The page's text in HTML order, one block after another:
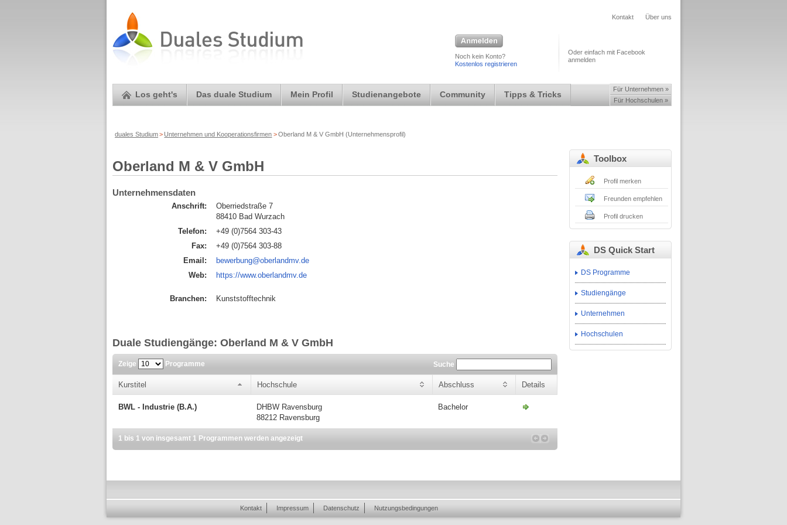
Kontakt Über uns
Noch kein Konto?
Kostenlos registrieren
Oder einfach mit Facebook
anmelden
Los geht's Das duale Studium Mein Profil Studienangebote Community Tipps & Tricks
Für Unternehmen »
Für Hochschulen »
duales Studium> Unternehmen und Kooperationsfirmen >Oberland M & V GmbH (Unternehmensprofil)
Oberland M & V GmbH
Unternehmensdaten
Anschrift:
Oberriedstraße 7
88410 Bad Wurzach
Telefon:
+49 (0)7564 303-43
Fax:
+49 (0)7564 303-88
Email:
bewerbung@oberlandmv.de
Web:
https://www.oberlandmv.de
Branchen: Kunststofftechnik
Duale Studiengänge: Oberland M & V GmbH
Zeige Programme Suche
Kurstitel Hochschule Abschluss Details
BWL - Industrie (B.A.)
DHBW Ravensburg
88212 Ravensburg
Bachelor
1 bis 1 von insgesamt 1 Programmen werden angezeigt
Toolbox
Profil merken
Freunden empfehlen
Profil drucken
DS Quick Start
DS Programme
Studiengänge
Unternehmen
Hochschulen
Kontakt Impressum Datenschutz Nutzungsbedingungen